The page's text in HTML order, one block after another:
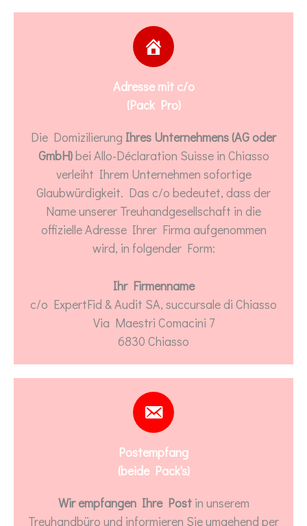
Adresse mit c/o
(Pack Pro)
Die Domizilierung Ihres Unternehmens (AG oder
GmbH)bei Allo-Déclaration Suisse in Chiasso
verleiht Ihrem Unternehmen sofortige
Glaubwürdigkeit. Das c/o bedeutet, dass der
Name unserer Treuhandgesellschaft in die
offizielle Adresse Ihrer Firma aufgenommen
wird, in folgender Form:
Ihr Firmenname
c/o ExpertFid & Audit SA, succursale di Chiasso
Via Maestri Comacini 7
6830 Chiasso
Postempfang
(beide Pack's)
Wir empfangen Ihre Postin unserem
Treuhandbüro und informieren Sie umgehend per